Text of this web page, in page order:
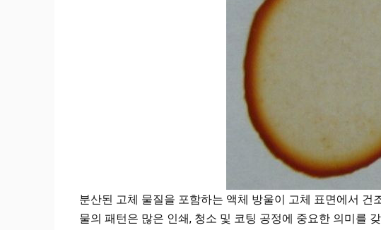
분산된 고체 물질을 포함하는 액체 방울이 고체 표면에서 건
물의 패턴은 많은 인쇄, 청소 및 코팅 공정에 중요한 의미를